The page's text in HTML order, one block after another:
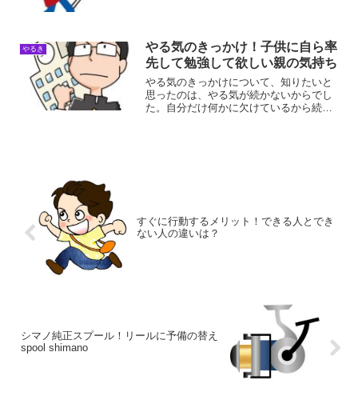
を他に移すなどして、その...
やるき
やる気のきっかけ！子供に自ら率
先して勉強して欲しい親の気持ち
やる気のきっかけについて、知りたいと
思ったのは、やる気が続かないからでし
た。自分だけ何かに欠けているから続か
すぐに行動するメリット！できる人とでき
ない人の違いは？
シマノ純正スプール！リールに予備の替え
spool shimano